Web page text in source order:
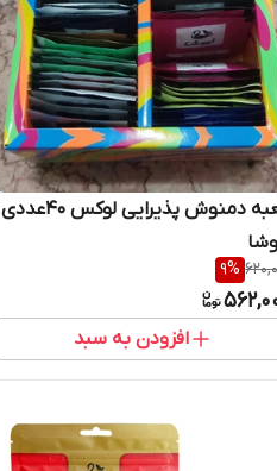
جعبه دمنوش پذیرایی لوکس 40عددی
9%
افزودن به سبد